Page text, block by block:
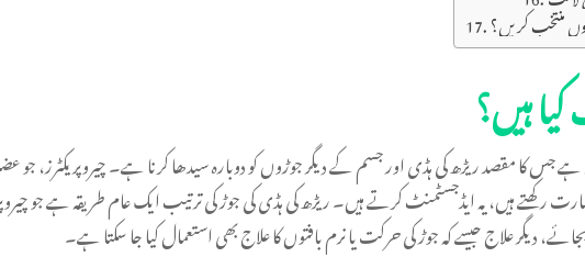
منتخب کریں؟
ہیں؟
جس کا مقصد ریڑھ کی ہڈی اور جسم کے دیگر جوڑوں کو دوبارہ سیدھا کرنا ہے۔ چیروپریکٹرز، جو
رکھتے ہیں، یہ ایڈجسٹمنٹ کرتے ہیں۔ ریڑھ کی ہڈی کی جوڑ کی ترتیب ایک عام طریقہ ہے جو
دیگر علاج جیسے کہ جوڑ کی حرکت یا نرم بافتوں کا علاج بھی استعمال کیا جا سکتا ہے۔